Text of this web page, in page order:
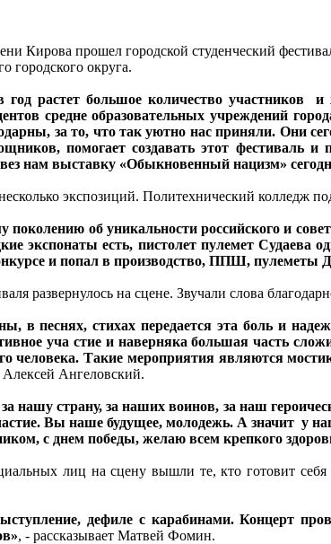
Кирова прошел городской студенческий
городского округа.
год растет большое количество участников
средне образовательных учреждений
за то, что так уютно нас приняли. Они
помогает создавать этот фестиваль
нам выставку «Обыкновенный нацизм»
экспозиций. Политехнический колледж
поколению об уникальности российского и
экспонаты есть, пистолет пулемет
и попал в производство, ППШ, пулеметы
развернулось на сцене. Звучали слова
в песнях, стихах передается эта боль и
уча стие и наверняка большая часть
человека. Такие мероприятия являются
Алексей Ангеловский.
нашу страну, за наших воинов, за наш
Вы наше будущее, молодежь. А значит у
с днем победы, желаю всем крепкого
лиц на сцену вышли те, кто готовит
дефиле с карабинами. Концерт
, - рассказывает Матвей Фомин.